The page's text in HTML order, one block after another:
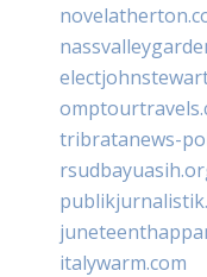
tribratanews-
italywarm.com